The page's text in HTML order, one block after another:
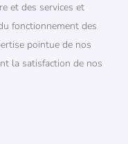
et des services et
fonctionnement des
pointue de nos
la satisfaction de nos